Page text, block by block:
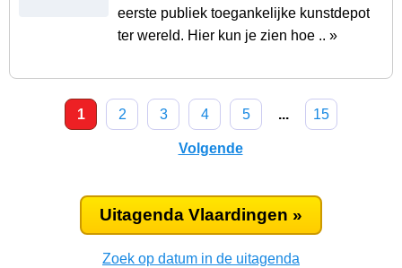
eerste publiek toegankelijke kunstdepot
ter wereld. Hier kun je zien hoe .. »
1 2 3 4 5 ... 15
Volgende
Uitagenda Vlaardingen »
Zoek op datum in de uitagenda